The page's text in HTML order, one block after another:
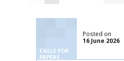
CALLS FOR
PAPERS
Posted on
16 June 2026